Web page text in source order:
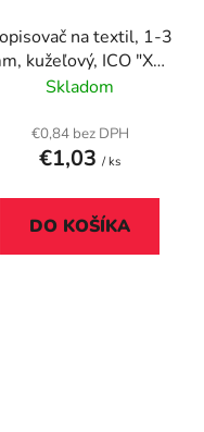
na textil, 1-3
kužeľový, ICO "XXL
T-Shirt", zelený
Skladom
€0,84 bez DPH
€1,03 / ks
DO KOŠÍKA